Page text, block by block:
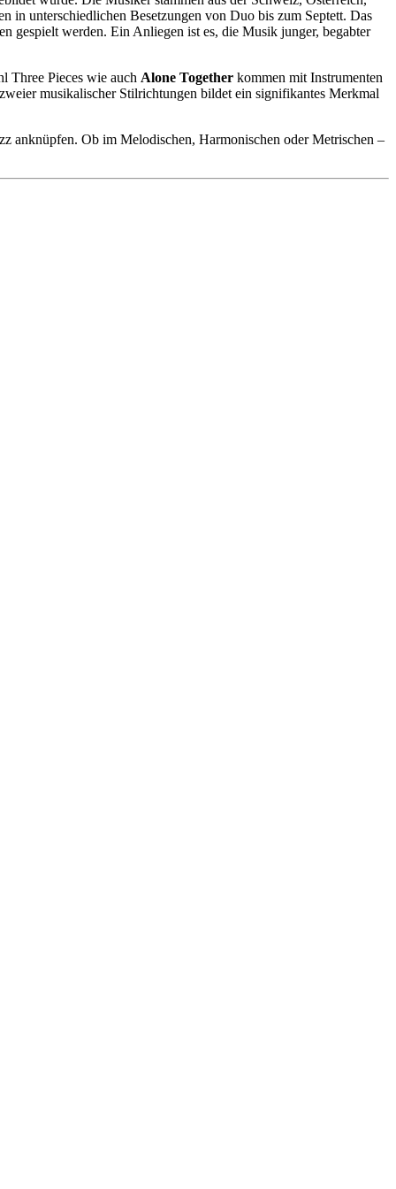
in unterschiedlichen Besetzungen von Duo bis zum Septett. Das
gespielt werden. Ein Anliegen ist es, die Musik junger, begabter
Three Pieces wie auch Alone Together kommen mit Instrumenten
musikalischer Stilrichtungen bildet ein signifikantes Merkmal
anknüpfen. Ob im Melodischen, Harmonischen oder Metrischen –